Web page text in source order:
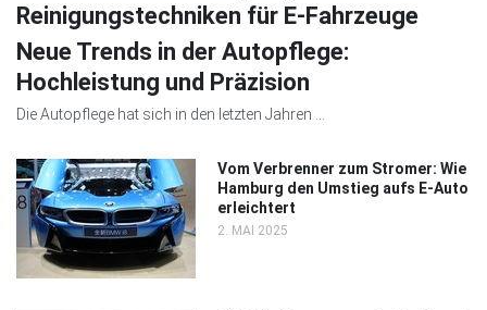
Reinigungstechniken für E-Fahrzeuge
Neue Trends in der Autopflege:
Hochleistung und Präzision
Die Autopflege hat sich in den letzten Jahren ...
Vom Verbrenner zum Stromer: Wie
Hamburg den Umstieg aufs E-Auto
erleichtert
2. MAI 2025